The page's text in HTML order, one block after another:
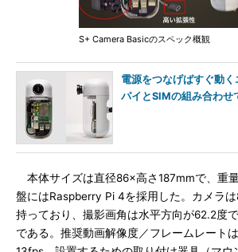
S+ Camera Basicのスペック概観
電源をつなげばすぐ動
パイとSIMの組み合わせ
本体サイズは直径86×高さ187mmで、重
盤にはRaspberry Pi 4を採用した。カメラ
持っており、撮影画角は水平方向が62.2度
である。推奨動画解像度／フレームレート